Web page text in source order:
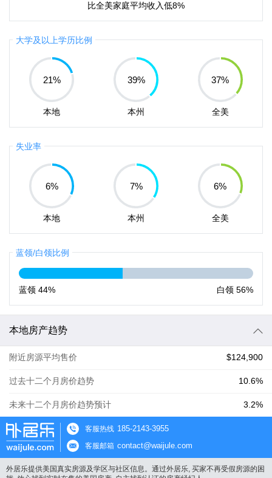
比全美家庭平均收入低8%
大学及以上学历比例
21%
本地
39%
本州
37%
全美
失业率
6%
本地
7%
本州
6%
全美
蓝领/白领比例
蓝领 44% 白领 56%
本地房产趋势
附近房源平均售价 $124,900
过去十二个月房价趋势 10.6%
未来十二个月房价趋势预计 3.2%
客服热线 185-2143-3955
客服邮箱 contact@waijule.com
外居乐提供美国真实房源及学区与社区信息。通过外居乐, 买家不再受假房源的困